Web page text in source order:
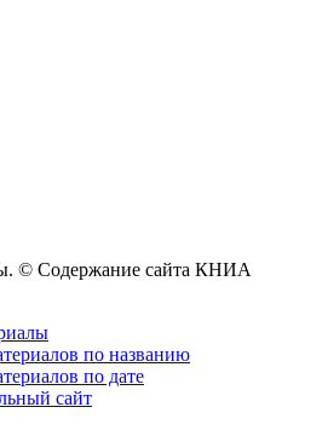
© Содержание сайта КНИА
по названию
по дате
сайт